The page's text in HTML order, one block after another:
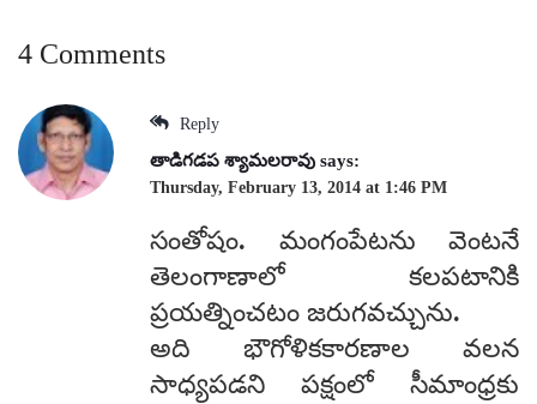
4 Comments
Reply
తాడిగడప శ్యామలరావు says:
Thursday, February 13, 2014 at 1:46 PM
సంతోషం. మంగంపేటను వెంటనే
తెలంగాణాలో కలపటానికి
ప్రయత్నించటం జరుగవచ్చును.
అది భౌగోళికకారణాల వలన
సాధ్యపడని పక్షంలో సీమాంధ్రకు